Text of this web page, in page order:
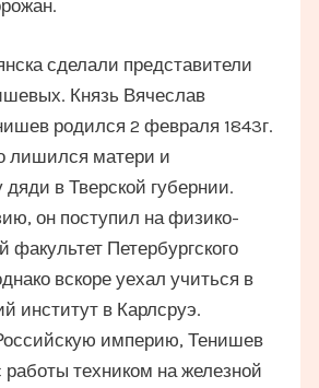
сделали представители
Князь Вячеслав
родился 2 февраля 1843г.
лишился матери и
в Тверской губернии.
он поступил на физико-
факультет Петербургского
вскоре уехал учиться в
институт в Карлсруэ.
империю, Тенишев
работы техником на железной